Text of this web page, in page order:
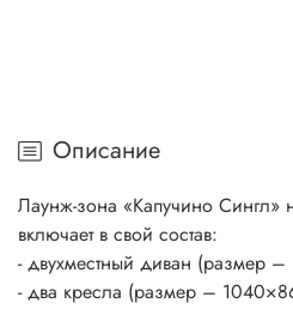
Описание
Лаунж-зона «Капучино
включает в свой состав:
- двухместный диван (размер
- два кресла (размер –